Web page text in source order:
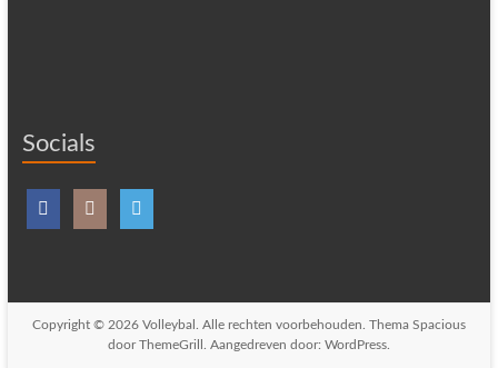
Socials
Copyright © 2026 Volleybal . Alle rechten voorbehouden. Thema Spacious
door ThemeGrill. Aangedreven door: WordPress.